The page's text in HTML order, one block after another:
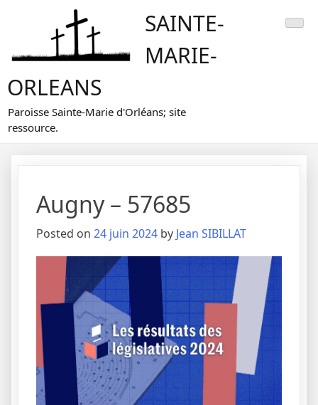
SAINTE-
MARIE-
ORLEANS
Paroisse Sainte-Marie d'Orléans; site
ressource.
Augny – 57685
Posted on 24 juin 2024 by Jean SIBILLAT